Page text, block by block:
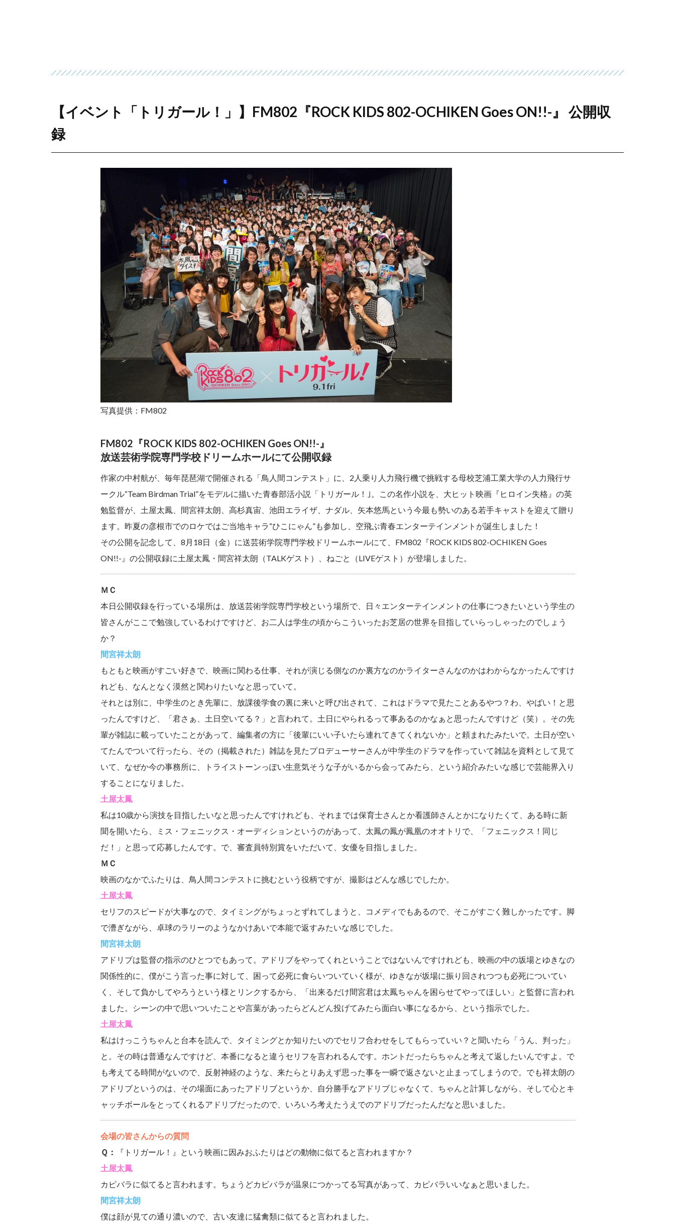
【イベント「トリガール！」】FM802『ROCK KIDS 802-OCHIKEN Goes ON!!-』 公開収
録
写真提供：FM802
FM802『ROCK KIDS 802-OCHIKEN Goes ON!!-』
放送芸術学院専門学校ドリームホールにて公開収録
作家の中村航が、毎年琵琶湖で開催される「鳥人間コンテスト」に、2人乗り人力飛行機で挑戦する母校芝浦工業大学の人力飛行サ
ークル“Team Birdman Trial”をモデルに描いた青春部活小説「トリガール！｣。この名作小説を、大ヒット映画『ヒロイン失格』の英
勉監督が、土屋太鳳、間宮祥太朗、高杉真宙、池田エライザ、ナダル、矢本悠馬という今最も勢いのある若手キャストを迎えて贈り
ます。昨夏の彦根市でのロケではご当地キャラ“ひこにゃん”も参加し、空飛ぶ青春エンターテインメントが誕生しました！
その公開を記念して、8月18日（金）に送芸術学院専門学校ドリームホールにて、FM802『ROCK KIDS 802-OCHIKEN Goes
ON!!-』の公開収録に土屋太鳳・間宮祥太朗（TALKゲスト）、ねごと（LIVEゲスト）が登場しました。
ＭＣ
本日公開収録を行っている場所は、放送芸術学院専門学校という場所で、日々エンターテインメントの仕事につきたいという学生の
皆さんがここで勉強しているわけですけど、お二人は学生の頃からこういったお芝居の世界を目指していらっしゃったのでしょう
か？
間宮祥太朗
もともと映画がすごい好きで、映画に関わる仕事、それが演じる側なのか裏方なのかライターさんなのかはわからなかったんですけ
れども、なんとなく漠然と関わりたいなと思っていて。
それとは別に、中学生のとき先輩に、放課後学食の裏に来いと呼び出されて、これはドラマで見たことあるやつ？わ、やばい！と思
ったんですけど、「君さぁ、土日空いてる？」と言われて。土日にやられるって事あるのかなぁと思ったんですけど（笑）。その先
輩が雑誌に載っていたことがあって、編集者の方に「後輩にいい子いたら連れてきてくれないか」と頼まれたみたいで。土日が空い
てたんでついて行ったら、その（掲載された）雑誌を見たプロデューサーさんが中学生のドラマを作っていて雑誌を資料として見て
いて、なぜか今の事務所に、トライストーンっぽい生意気そうな子がいるから会ってみたら、という紹介みたいな感じで芸能界入り
することになりました。
土屋太鳳
私は10歳から演技を目指したいなと思ったんですけれども、それまでは保育士さんとか看護師さんとかになりたくて、ある時に新
聞を開いたら、ミス・フェニックス・オーディションというのがあって、太鳳の鳳が鳳凰のオオトリで、「フェニックス！同じ
だ！」と思って応募したんです。で、審査員特別賞をいただいて、女優を目指しました。
ＭＣ
映画のなかでふたりは、鳥人間コンテストに挑むという役柄ですが、撮影はどんな感じでしたか。
土屋太鳳
セリフのスピードが大事なので、タイミングがちょっとずれてしまうと、コメディでもあるので、そこがすごく難しかったです。脚
で漕ぎながら、卓球のラリーのようなかけあいで本能で返すみたいな感じでした。
間宮祥太朗
アドリブは監督の指示のひとつでもあって。アドリブをやってくれということではないんですけれども、映画の中の坂場とゆきなの
関係性的に、僕がこう言った事に対して、困って必死に食らいついていく様が、ゆきなが坂場に振り回されつつも必死についてい
く、そして負かしてやろうという様とリンクするから、「出来るだけ間宮君は太鳳ちゃんを困らせてやってほしい」と監督に言われ
ました。シーンの中で思いついたことや言葉があったらどんどん投げてみたら面白い事になるから、という指示でした。
土屋太鳳
私はけっこうちゃんと台本を読んで、タイミングとか知りたいのでセリフ合わせをしてもらっていい？と聞いたら「うん、判った」
と。その時は普通なんですけど、本番になると違うセリフを言われるんです。ホントだったらちゃんと考えて返したいんですよ。で
も考えてる時間がないので、反射神経のような、来たらとりあえず思った事を一瞬で返さないと止まってしまうので。でも祥太朗の
アドリブというのは、その場面にあったアドリブというか、自分勝手なアドリブじゃなくて、ちゃんと計算しながら、そして心とキ
ャッチボールをとってくれるアドリブだったので、いろいろ考えたうえでのアドリブだったんだなと思いました。
会場の皆さんからの質問
Ｑ：
『トリガール！』という映画に因みおふたりはどの動物に似てると言われますか？
土屋太鳳
カピバラに似てると言われます。ちょうどカビバラが温泉につかってる写真があって、カピバラいいなぁと思いました。
間宮祥太朗
僕は顔が見ての通り濃いので、古い友達に猛禽類に似てると言われました。